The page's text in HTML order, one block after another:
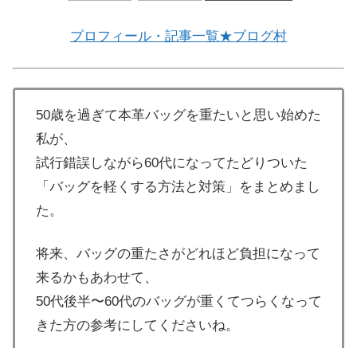
プロフィール・記事一覧★ブログ村
50歳を過ぎて本革バッグを重たいと思い始めた
私が、
試行錯誤しながら60代になってたどりついた
「バッグを軽くする方法と対策」をまとめまし
た。
将来、バッグの重たさがどれほど負担になって
来るかもあわせて、
50代後半〜60代のバッグが重くてつらくなって
きた方の参考にしてくださいね。